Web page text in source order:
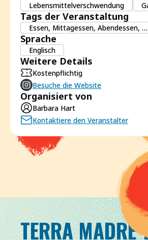
Lebensmittelverschwendung
Tags der Veranstaltung
Essen, Mittagessen, Abendessen, …
Sprache
Englisch
Weitere Details
Kostenpflichtig
Besuche die Website
Organisiert von
Barbara Hart
Kontaktiere den Veranstalter
TERRA MADRE